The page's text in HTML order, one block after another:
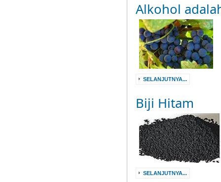
Alkohol
SELANJUTNYA...
Biji Hitam
SELANJUTNYA...